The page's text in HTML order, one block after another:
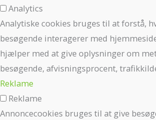
Analytics
Analytiske cookies bruges til at forstå,
besøgende interagerer med
hjælper med at give oplysninger om
besøgende, afvisningsprocent,
Reklame
Reklame
Annoncecookies bruges til at give